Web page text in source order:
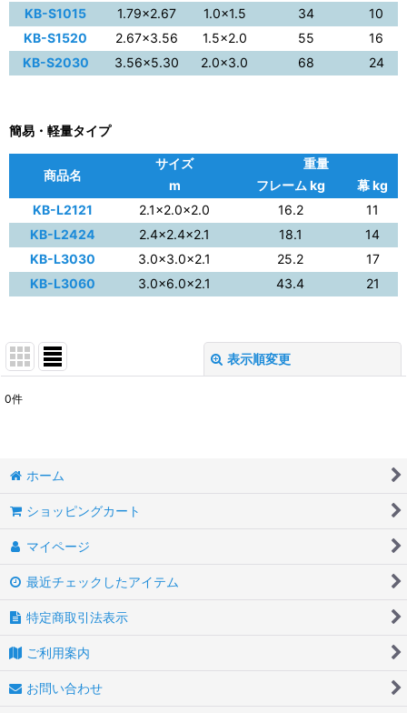
KB-S1015
1.79×2.67 1.0×1.5 34
10
KB-S1520
2.67×3.56 1.5×2.0 55
16
KB-S2030
3.56×5.30 2.0×3.0 68 24
簡易・軽量タイプ
商品名
サイズ
重量
m
フレーム kg
幕 kg
KB-L2121
2.1×2.0×2.0 16.2
11
KB-L2424
2.4×2.4×2.1 18.1
14
KB-L3030
3.0×3.0×2.1 25.2
17
KB-L3060
3.0×6.0×2.1 43.4 21
表示順変更
0件
ホーム
ショッピングカート
マイページ
最近チェックしたアイテム
特定商取引法表示
ご利用案内
お問い合わせ